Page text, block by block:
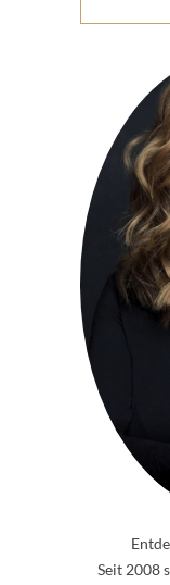
Seit 2008